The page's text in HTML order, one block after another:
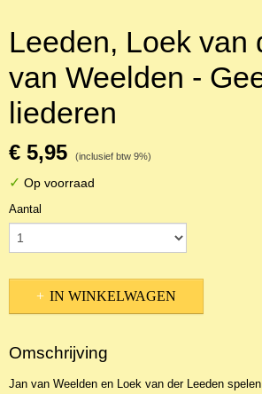
Leeden, Loek van
van Weelden -
liederen
€ 5,95 (inclusief btw 9%)
✓ Op voorraad
Aantal
IN WINKELWAGEN
Omschrijving
Jan van Weelden en Loek van der Leeden